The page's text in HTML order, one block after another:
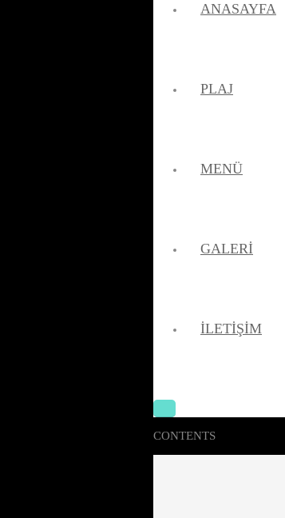
ANASAYFA
PLAJ
MENÜ
GALERI
İLETIŞIM
CONTENTS